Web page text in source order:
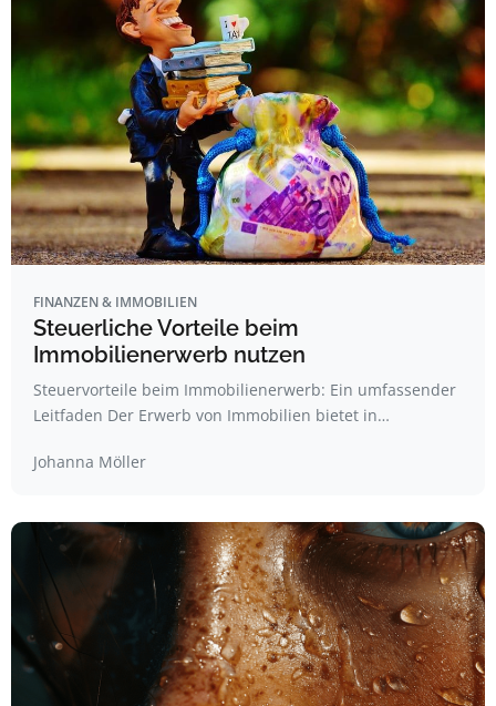
FINANZEN & IMMOBILIEN
Steuerliche Vorteile beim
Immobilienerwerb nutzen
Steuervorteile beim Immobilienerwerb: Ein umfassender
Leitfaden Der Erwerb von Immobilien bietet in…
Johanna Möller